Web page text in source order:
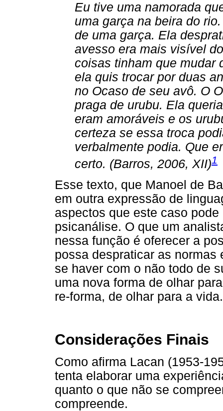
Eu tive uma namorada
uma garça na beira do
de uma garça. Ela
avesso era mais visível
coisas tinham que mudar
ela quis trocar por duas
no Ocaso de seu avô. O
praga de urubu. Ela
eram amoráveis e os
certeza se essa troca
verbalmente podia. Que
certo. (Barros, 2006, XII)1
Esse texto, que Manoel de
em outra expressão de
aspectos que este caso
psicanálise. O que um
nessa função é oferecer a
possa despraticar as
se haver com o não todo de
uma nova forma de olhar
re-forma, de olhar para a vida.
Considerações Finais
Como afirma Lacan (1953-
tenta elaborar uma
quanto o que não se
compreende.